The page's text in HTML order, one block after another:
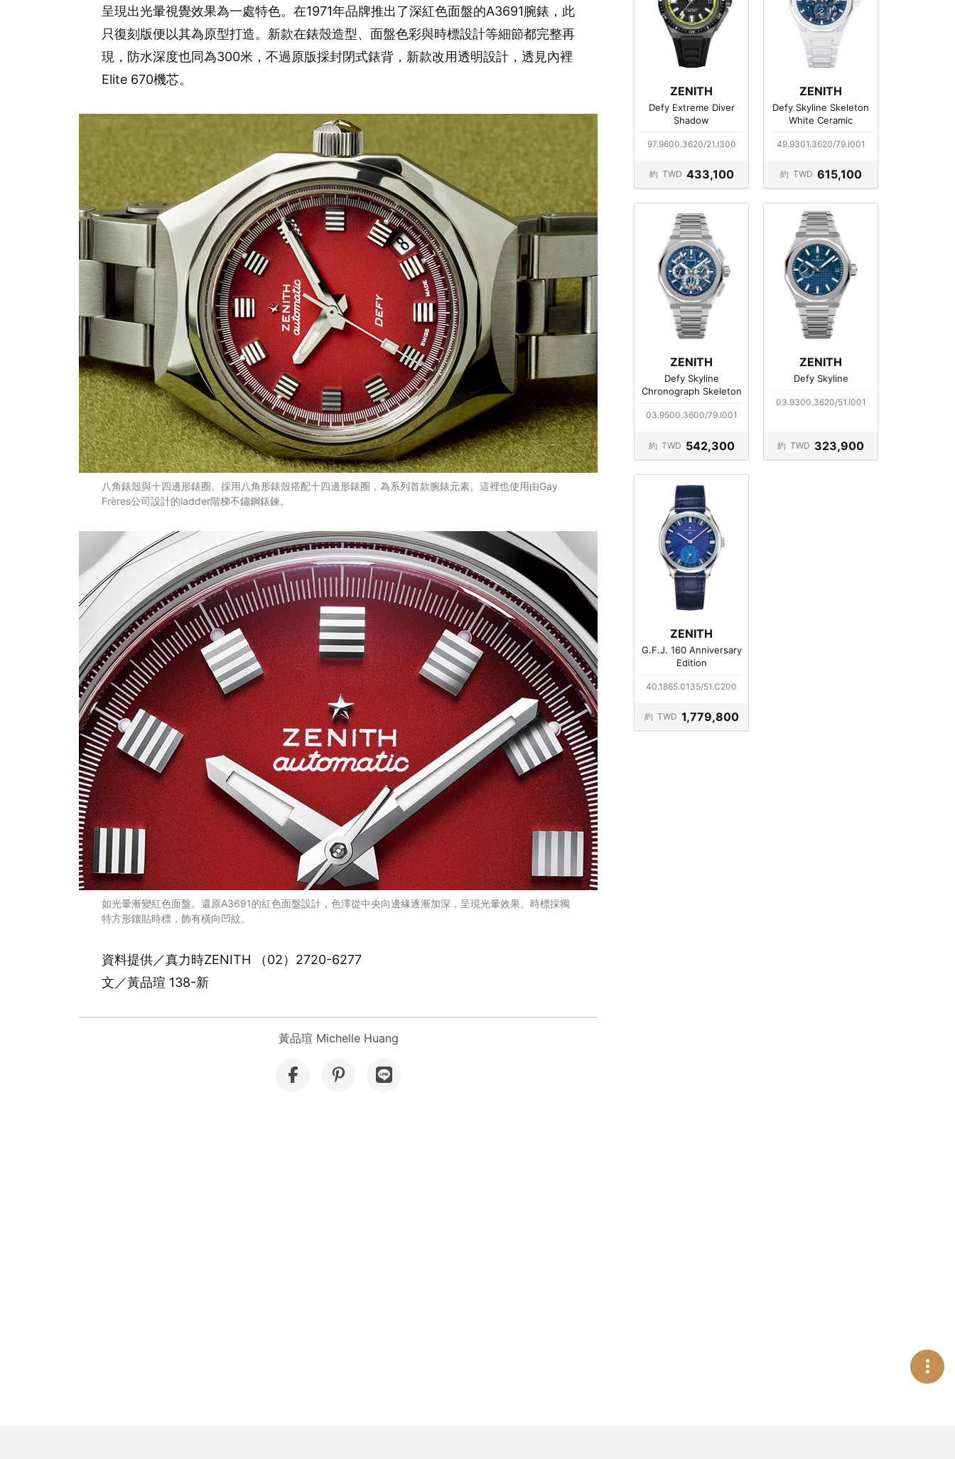
呈現出光暈視覺效果為一處特色。在1971年品牌推出了深紅色面盤的A3691腕錶，此
只復刻版便以其為原型打造。新款在錶殼造型、面盤色彩與時標設計等細節都完整再
現，防水深度也同為300米，不過原版採封閉式錶背，新款改用透明設計，透見內裡
Elite 670機芯。
八角錶殼與十四邊形錶圈。採用八角形錶殼搭配十四邊形錶圈，為系列首款腕錶元素。這裡也使用由Gay
Frères公司設計的ladder階梯不鏽鋼錶鍊。
如光暈漸變紅色面盤。還原A3691的紅色面盤設計，色澤從中央向邊緣逐漸加深，呈現光暈效果。時標採獨
特方形鑲貼時標，飾有橫向凹紋。
資料提供／真力時ZENITH （02）2720-6277
文／黃品瑄 138-新
黃品瑄 Michelle Huang
ZENITH
Defy Extreme Diver
Shadow
97.9600.3620/21.I300
約 TWD 433,100
ZENITH
Defy Skyline Skeleton
White Ceramic
49.9301.3620/79.I001
約 TWD 615,100
ZENITH
Defy Skyline
Chronograph Skeleton
03.9500.3600/79.I001
約 TWD 542,300
ZENITH
Defy Skyline
03.9300.3620/51.I001
約 TWD 323,900
ZENITH
G.F.J. 160 Anniversary
Edition
40.1865.0135/51.C200
約 TWD 1,779,800